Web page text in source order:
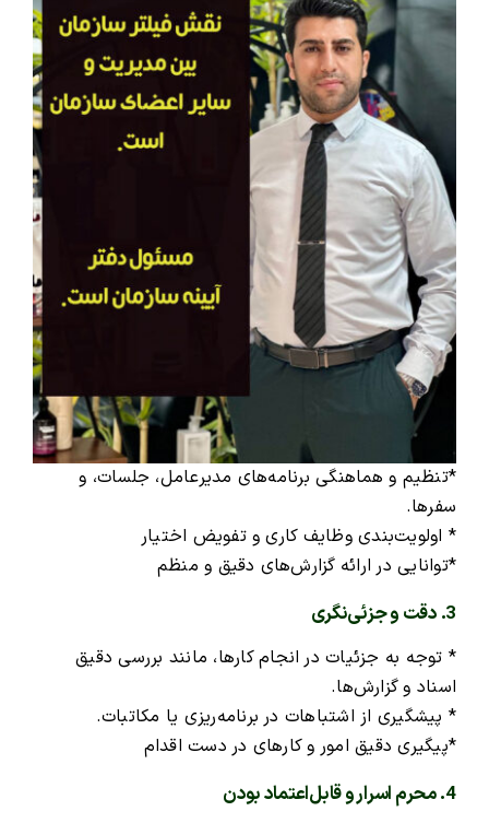
*تنظیم و هماهنگی برنامه‌های مدیرعامل، جلسات، و
سفرها.
* اولویت‌بندی وظایف کاری و تفویض اختیار
*توانایی در ارائه گزارش‌های دقیق و منظم
3. دقت و جزئی‌نگری
* توجه به جزئیات در انجام کارها، مانند بررسی دقیق
اسناد و گزارش‌ها.
* پیشگیری از اشتباهات در برنامه‌ریزی یا مکاتبات.
*پیگیری دقیق امور و کارهای در دست اقدام
4. محرم اسرار و قابل‌اعتماد بودن